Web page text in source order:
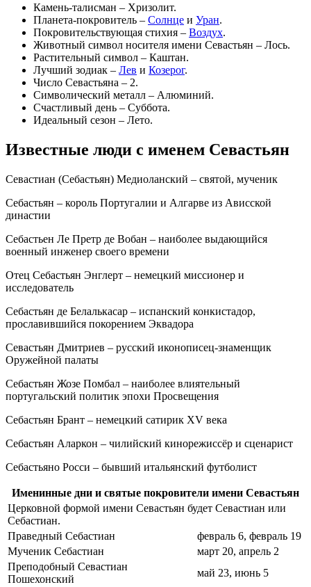
Камень-талисман – Хризолит.
Планета-покровитель – Солнце и Уран.
Покровительствующая стихия – Воздух.
Животный символ носителя имени Севастьян – Лось.
Растительный символ – Каштан.
Лучший зодиак – Лев и Козерог.
Число Севастьяна – 2.
Символический металл – Алюминий.
Счастливый день – Суббота.
Идеальный сезон – Лето.
Известные люди с именем Севастьян
Севастиан (Себастьян) Медиоланский – святой, мученик
Себастьян – король Португалии и Алгарве из Ависской
династии
Себастьен Ле Претр де Вобан – наиболее выдающийся
военный инженер своего времени
Отец Себастьян Энглерт – немецкий миссионер и
исследователь
Себастьян де Белалькасар – испанский конкистадор,
прославившийся покорением Эквадора
Севастьян Дмитриев – русский иконописец-знаменщик
Оружейной палаты
Себастьян Жозе Помбал – наиболее влиятельный
португальский политик эпохи Просвещения
Себастьян Брант – немецкий сатирик XV века
Себастьян Аларкон – чилийский кинорежиссёр и сценарист
Себастьяно Росси – бывший итальянский футболист
Именинные дни и святые покровители имени Севастьян
Церковной формой имени Севастьян будет Севастиан или
Себастиан.
Праведный Себастиан
февраль 6, февраль 19
Мученик Себастиан
март 20, апрель 2
Преподобный Севастиан
Пошехонский
май 23, июнь 5